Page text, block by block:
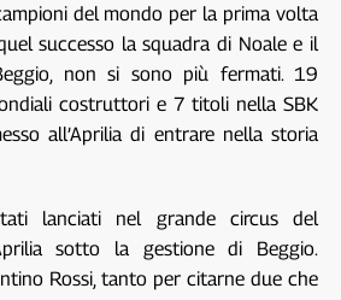
del mondo per la prima volta
successo la squadra di Noale e il
non si sono più fermati. 19
costruttori e 7 titoli nella SBK
all’Aprilia di entrare nella storia
lanciati nel grande circus del
sotto la gestione di Beggio.
Rossi, tanto per citarne due che